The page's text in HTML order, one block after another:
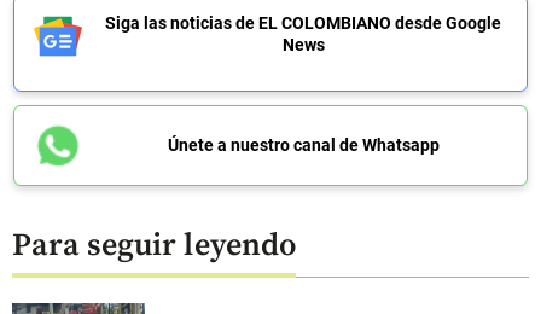
Siga las noticias de EL COLOMBIANO desde Google
News
Únete a nuestro canal de Whatsapp
Para seguir leyendo